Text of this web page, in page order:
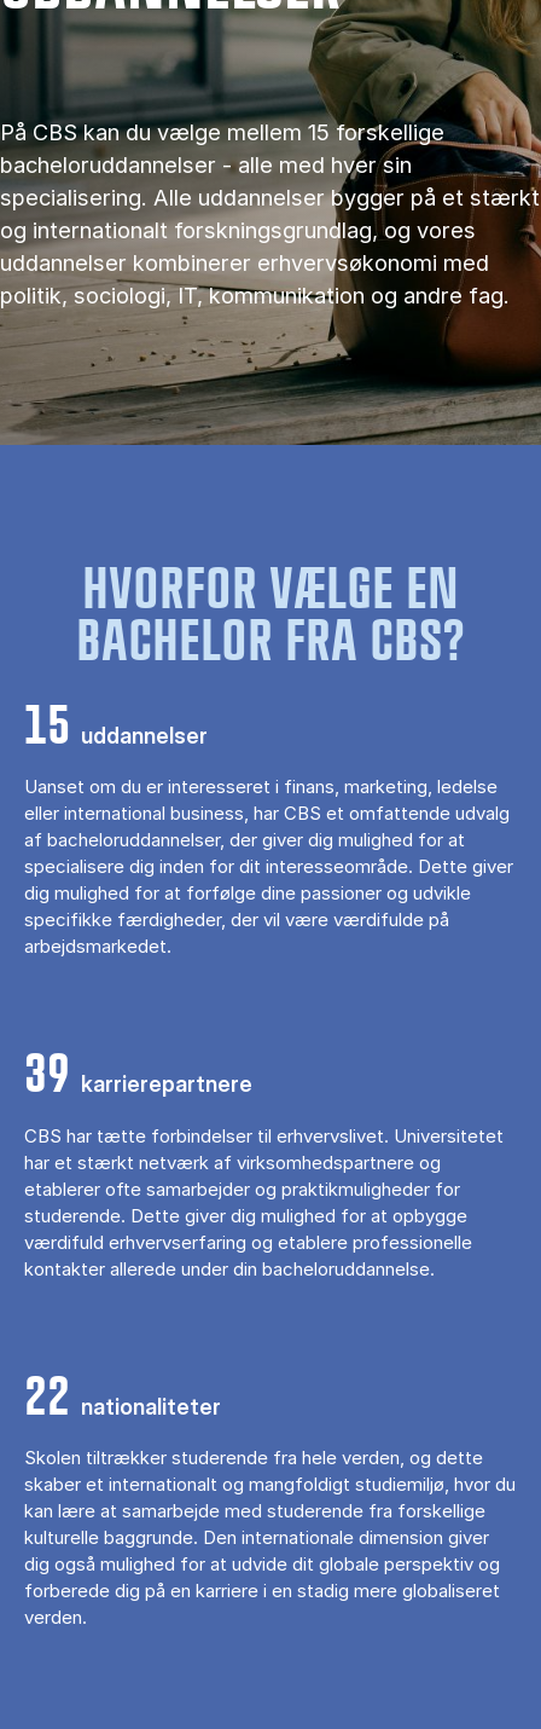
På CBS kan du vælge mellem 15 forskellige
bacheloruddannelser - alle med hver sin
specialisering. Alle uddannelser bygger på et stærkt
og internationalt forskningsgrundlag, og vores
uddannelser kombinerer erhvervsøkonomi med
politik, sociologi, IT, kommunikation og andre fag.
HVORFOR VÆLGE EN
BACHELOR FRA CBS?
15 uddannelser
Uanset om du er interesseret i finans, marketing, ledelse
eller international business, har CBS et omfattende udvalg
af bacheloruddannelser, der giver dig mulighed for at
specialisere dig inden for dit interesseområde. Dette giver
dig mulighed for at forfølge dine passioner og udvikle
specifikke færdigheder, der vil være værdifulde på
arbejdsmarkedet.
39 karrierepartnere
CBS har tætte forbindelser til erhvervslivet. Universitetet
har et stærkt netværk af virksomhedspartnere og
etablerer ofte samarbejder og praktikmuligheder for
studerende. Dette giver dig mulighed for at opbygge
værdifuld erhvervserfaring og etablere professionelle
kontakter allerede under din bacheloruddannelse.
22 nationaliteter
Skolen tiltrækker studerende fra hele verden, og dette
skaber et internationalt og mangfoldigt studiemiljø, hvor du
kan lære at samarbejde med studerende fra forskellige
kulturelle baggrunde. Den internationale dimension giver
dig også mulighed for at udvide dit globale perspektiv og
forberede dig på en karriere i en stadig mere globaliseret
verden.